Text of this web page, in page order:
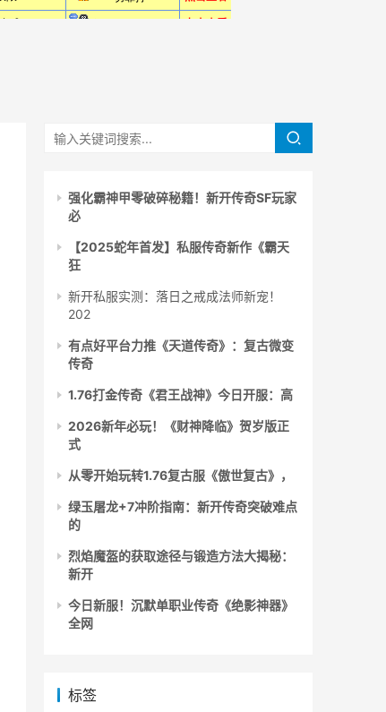
强化霸神甲零破碎秘籍！新开传奇SF玩家
必
【2025蛇年首发】私服传奇新作《霸天
狂
新开私服实测：落日之戒成法师新宠！
202
有点好平台力推《天道传奇》：复古微变
传奇
1.76打金传奇《君王战神》今日开服：高
2026新年必玩！《财神降临》贺岁版正
式
从零开始玩转1.76复古服《傲世复古》，
绿玉屠龙+7冲阶指南：新开传奇突破难点
的
烈焰魔盔的获取途径与锻造方法大揭秘：
新开
今日新服！沉默单职业传奇《绝影神器》
全网
标签